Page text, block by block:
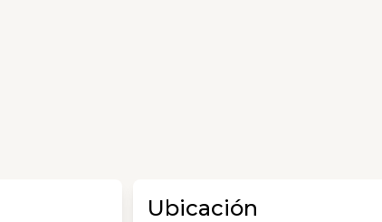
Ubicación